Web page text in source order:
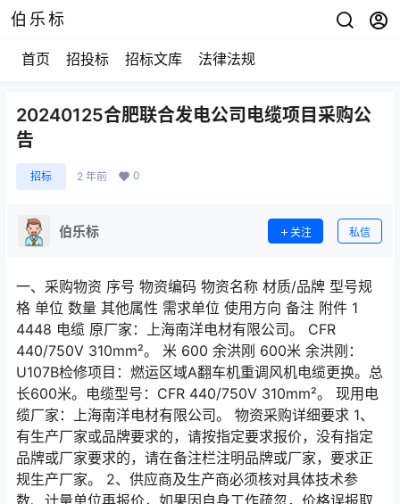
伯乐标
首页 招投标 招标文库 法律法规
20240125合肥联合发电公司电缆项目采购公
告
招标 2 年前 0
伯乐标 关注 私信
一、采购物资 序号 物资编码 物资名称 材质/品牌 型号规
格 单位 数量 其他属性 需求单位 使用方向 备注 附件 1
4448 电缆 原厂家：上海南洋电材有限公司。 CFR
440/750V 310mm²。 米 600 余洪刚 600米 余洪刚：
U107B检修项目：燃运区域A翻车机重调风机电缆更换。总
长600米。电缆型号：CFR 440/750V 310mm²。 现用电
缆厂家：上海南洋电材有限公司。 物资采购详细要求 1、
有生产厂家或品牌要求的，请按指定要求报价，没有指定
品牌或厂家要求的，请在备注栏注明品牌或厂家，要求正
规生产厂家。 2、供应商及生产商必须核对具体技术参
数、计量单位再报价，如果因自身工作疏忽，价格误报取